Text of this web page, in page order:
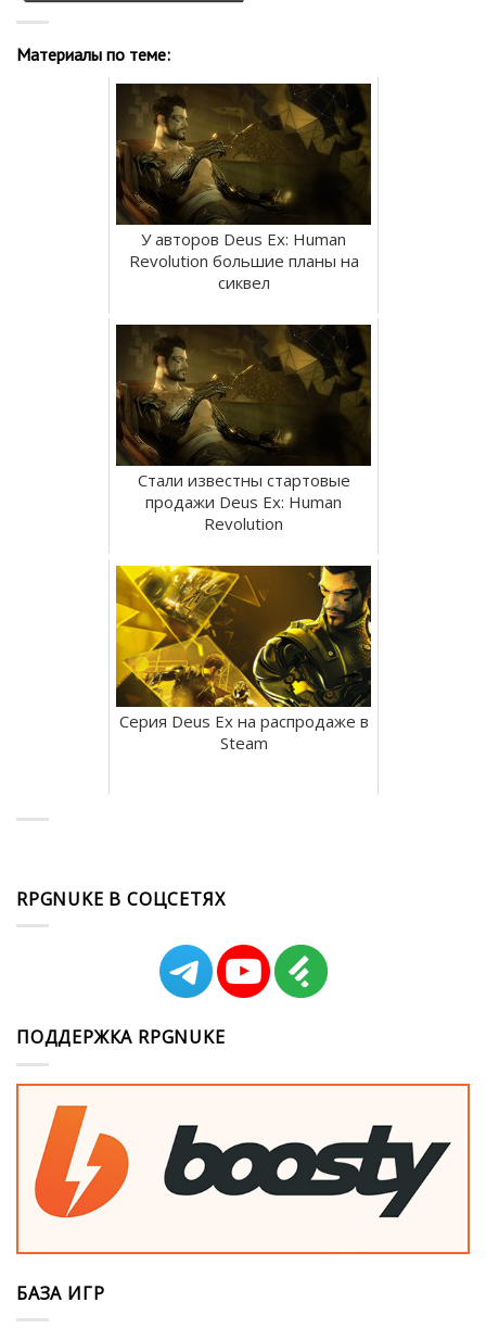
Материалы по теме:
У авторов Deus Ex: Human
Revolution большие планы на
сиквел
Стали известны стартовые
продажи Deus Ex: Human
Revolution
Серия Deus Ex на распродаже в
Steam
RPGNUKE В СОЦСЕТЯХ
ПОДДЕРЖКА RPGNUKE
БАЗА ИГР